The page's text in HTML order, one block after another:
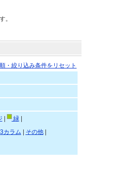
。
・絞り込み条件をリセット
緑|
3カラム その他|